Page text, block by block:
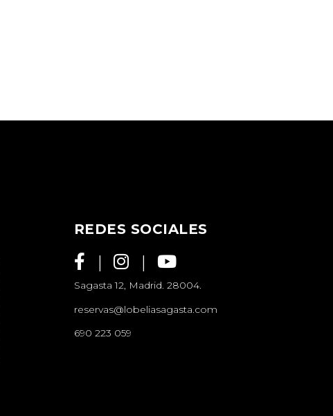
REDES SOCIALES
Sagasta 12, Madrid. 28004.
reservas@lobeliasagasta.com
690 223 059